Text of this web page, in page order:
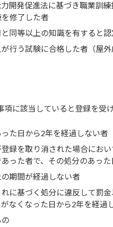
開発促進法に基づき職業訓
修了した者
同等以上の知識を有すると
行う試験に合格した者（屋外
に該当していると登録を受
た日から2年を経過しない者
録を取り消された場合にお
った者で、その処分のあっ
期間が経過しない者
に基づく処分に違反して罰
なくなった日から2年を経過